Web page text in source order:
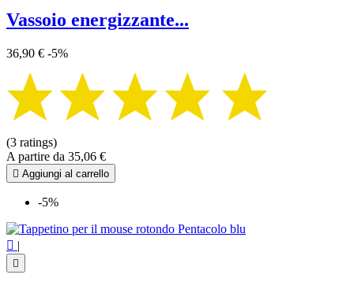
Vassoio energizzante...
36,90 € -5%
(3 ratings)
A partire da 35,06 €
 Aggiungi al carrello
-5%
 |
